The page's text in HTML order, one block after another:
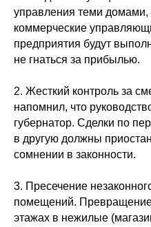
управления теми домами,
коммерческие
предприятия будут
не гнаться за прибылью.
2. Жесткий контроль за
напомнил, что
губернатор. Сделки по
в другую должны
сомнении в законности.
3. Пресечение
помещений.
этажах в нежилые